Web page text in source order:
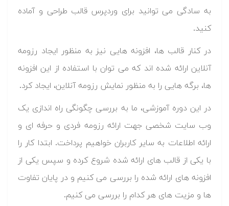
به سادگی می توانید برای وردپرس قالب طراحی و آماده
کنید.
در کنار قالب ها، افزونه هایی نیز به منظور ایجاد رزومه
آنلاین ارائه شده اند که می توان با استفاده از این افزونه
ها، برگه هایی را به منظور نمایش رزومه آنلاین، ایجاد کرد.
در این دوره آموزشی، ما به بررسی چگونگی راه اندازی یک
وب سایت شخصی جهت ارائه رزومه فردی و حرفه ای و
ارائه اطلاعات به سایر کاربران خواهیم پرداخت. ابتدا کار را
با یکی از قالب های ارائه شده شروع کرده و سپس یکی از
افزونه های ارائه شده را بررسی می کنیم و در پایان تفاوت
ها و مزیت های هر کدام را بررسی می کنیم.